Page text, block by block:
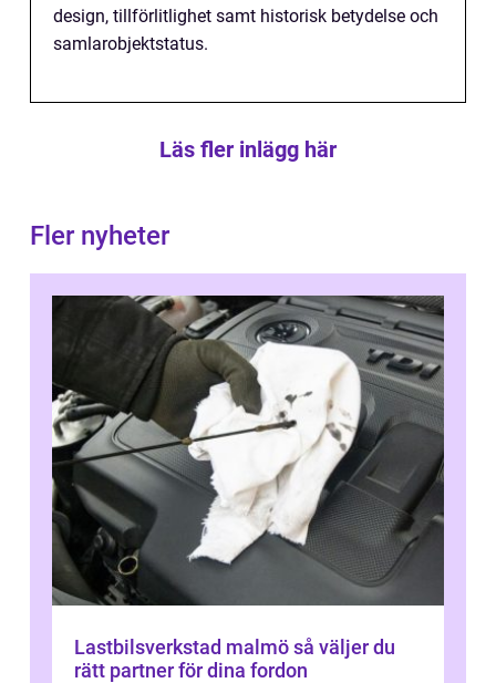
design, tillförlitlighet samt historisk betydelse och
samlarobjektstatus.
Läs fler inlägg här
Fler nyheter
Lastbilsverkstad malmö så väljer du
rätt partner för dina fordon